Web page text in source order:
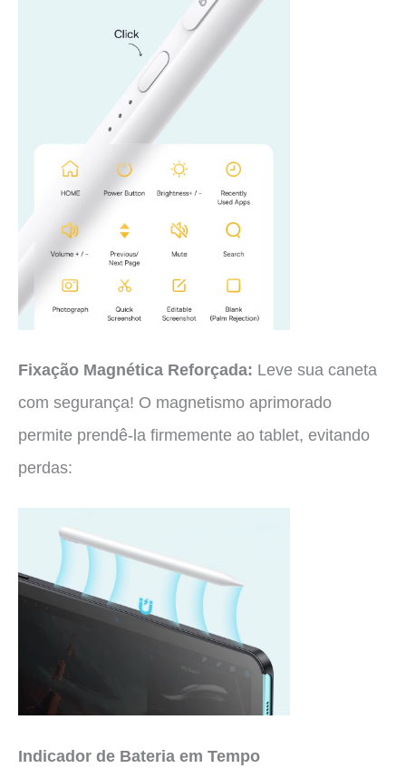
Fixação Magnética Reforçada: Leve sua caneta
com segurança! O magnetismo aprimorado
permite prendê-la firmemente ao tablet, evitando
perdas:
Indicador de Bateria em Tempo